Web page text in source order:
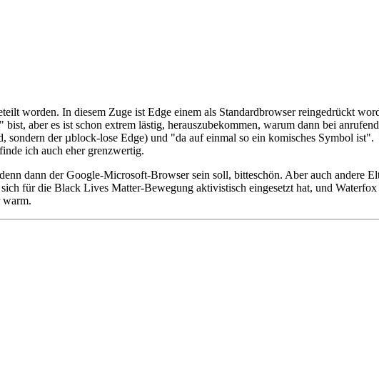
worden. In diesem Zuge ist Edge einem als Standardbrowser reingedrückt
aber es ist schon extrem lästig, herauszubekommen, warum dann bei
der µblock-lose Edge) und "da auf einmal so ein komisches Symbol
ich auch eher grenzwertig.
dann der Google-Microsoft-Browser sein soll, bitteschön. Aber auch andere
für die Black Lives Matter-Bewegung aktivistisch eingesetzt hat, und
warm.